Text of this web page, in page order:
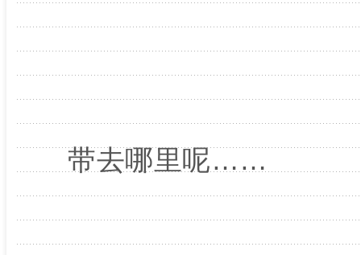
带去哪里呢……